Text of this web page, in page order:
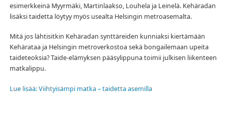
esimerkkeinä Myyrmäki, Martinlaakso, Louhela ja Leinelä. Kehäradan
lisäksi taidetta löytyy myös usealta Helsingin metroasemalta.
Mitä jos lähtisitkin Kehäradan synttäreiden kunniaksi kiertämään
Kehärataa ja Helsingin metroverkostoa sekä bongailemaan upeita
taideteoksia? Taide-elämyksen pääsylippuna toimii julkisen liikenteen
matkalippu.
Lue lisää: Viihtyisämpi matka – taidetta asemilla